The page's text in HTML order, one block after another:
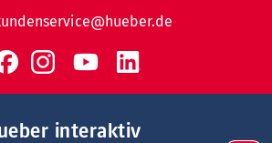
interaktiv